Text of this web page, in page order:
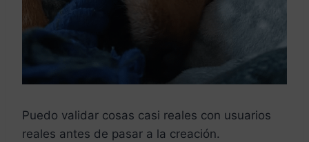
Puedo validar cosas casi reales con usuarios
reales antes de pasar a la creación.